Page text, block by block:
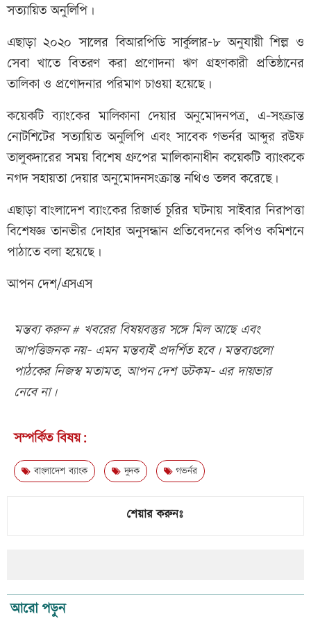
সত্যায়িত অনুলিপি।
এছাড়া ২০২০ সালের বিআরপিডি সার্কুলার-৮ অনুযায়ী শিল্প ও
সেবা খাতে বিতরণ করা প্রণোদনা ঋণ গ্রহণকারী প্রতিষ্ঠানের
তালিকা ও প্রণোদনার পরিমাণ চাওয়া হয়েছে।
কয়েকটি ব্যাংকের মালিকানা দেয়ার অনুমোদনপত্র, এ-সংক্রান্ত
নোটশিটের সত্যায়িত অনুলিপি এবং সাবেক গভর্নর আব্দুর রউফ
তালুকদারের সময় বিশেষ গ্রুপের মালিকানাধীন কয়েকটি ব্যাংককে
নগদ সহায়তা দেয়ার অনুমোদনসংক্রান্ত নথিও তলব করেছে।
এছাড়া বাংলাদেশ ব্যাংকের রিজার্ভ চুরির ঘটনায় সাইবার নিরাপত্তা
বিশেষজ্ঞ তানভীর দোহার অনুসন্ধান প্রতিবেদনের কপিও কমিশনে
পাঠাতে বলা হয়েছে।
আপন দেশ/এসএস
মন্তব্য করুন # খবরের বিষয়বস্তুর সঙ্গে মিল আছে এবং
আপত্তিজনক নয়- এমন মন্তব্যই প্রদর্শিত হবে। মন্তব্যগুলো
পাঠকের নিজস্ব মতামত, আপন দেশ ডটকম- এর দায়ভার
নেবে না।
সম্পর্কিত বিষয়:
বাংলাদেশ ব্যাংক দুদক গভর্নর
শেয়ার করুনঃ
আরো পড়ুন